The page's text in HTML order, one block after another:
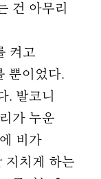
건 아무리
켜고
뿐이었다.
. 발코니
가 누운
비가
지치게 하는